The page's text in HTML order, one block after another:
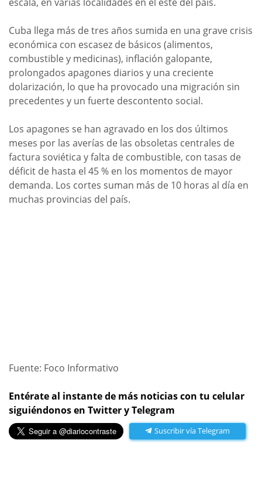
Cuba llega más de tres años sumida en una grave crisis
económica con escasez de básicos (alimentos,
combustible y medicinas), inflación galopante,
prolongados apagones diarios y una creciente
dolarización, lo que ha provocado una migración sin
precedentes y un fuerte descontento social.
Los apagones se han agravado en los dos últimos
meses por las averías de las obsoletas centrales de
factura soviética y falta de combustible, con tasas de
déficit de hasta el 45 % en los momentos de mayor
demanda. Los cortes suman más de 10 horas al día en
muchas provincias del país.
Fuente: Foco Informativo
Entérate al instante de más noticias con tu celular
siguiéndonos en Twitter y Telegram
Suscribir vía Telegram